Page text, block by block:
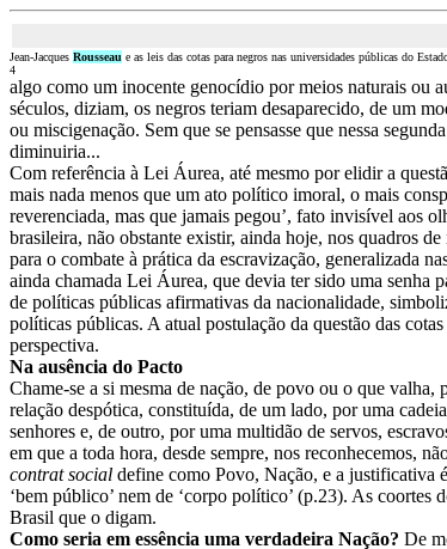
Jean-Jacques Rousseau e as leis das cotas para negros nas universidades públicas do
4
algo como um inocente genocídio por meios naturais ou
séculos, diziam, os negros teriam desaparecido, de um
ou miscigenação. Sem que se pensasse que nessa
diminuiria...
Com referência à Lei Áurea, até mesmo por elidir a
mais nada menos que um ato político imoral, o mais
reverenciada, mas que jamais pegou’, fato invisível aos
brasileira, não obstante existir, ainda hoje, nos quadros
para o combate à prática da escravização, generalizada
ainda chamada Lei Áurea, que devia ter sido uma senha
de políticas públicas afirmativas da nacionalidade,
políticas públicas. A atual postulação da questão das
perspectiva.
Na ausência do Pacto
Chame-se a si mesma de nação, de povo ou o que valha,
relação despótica, constituída, de um lado, por uma
senhores e, de outro, por uma multidão de servos,
em que a toda hora, desde sempre, nos reconhecemos,
contrat social define como Povo, Nação, e a justificativa
‘bem público’ nem de ‘corpo político’ (p.23). As coortes
Brasil que o digam.
Como seria em essência uma verdadeira Nação? De